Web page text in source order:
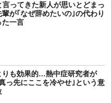
言ってきた新人が思いとどまっ
が｢なぜ辞めたいの｣の代わり
た一言
りも効果的…熱中症研究者が
っ先にここを冷やせ｣という意